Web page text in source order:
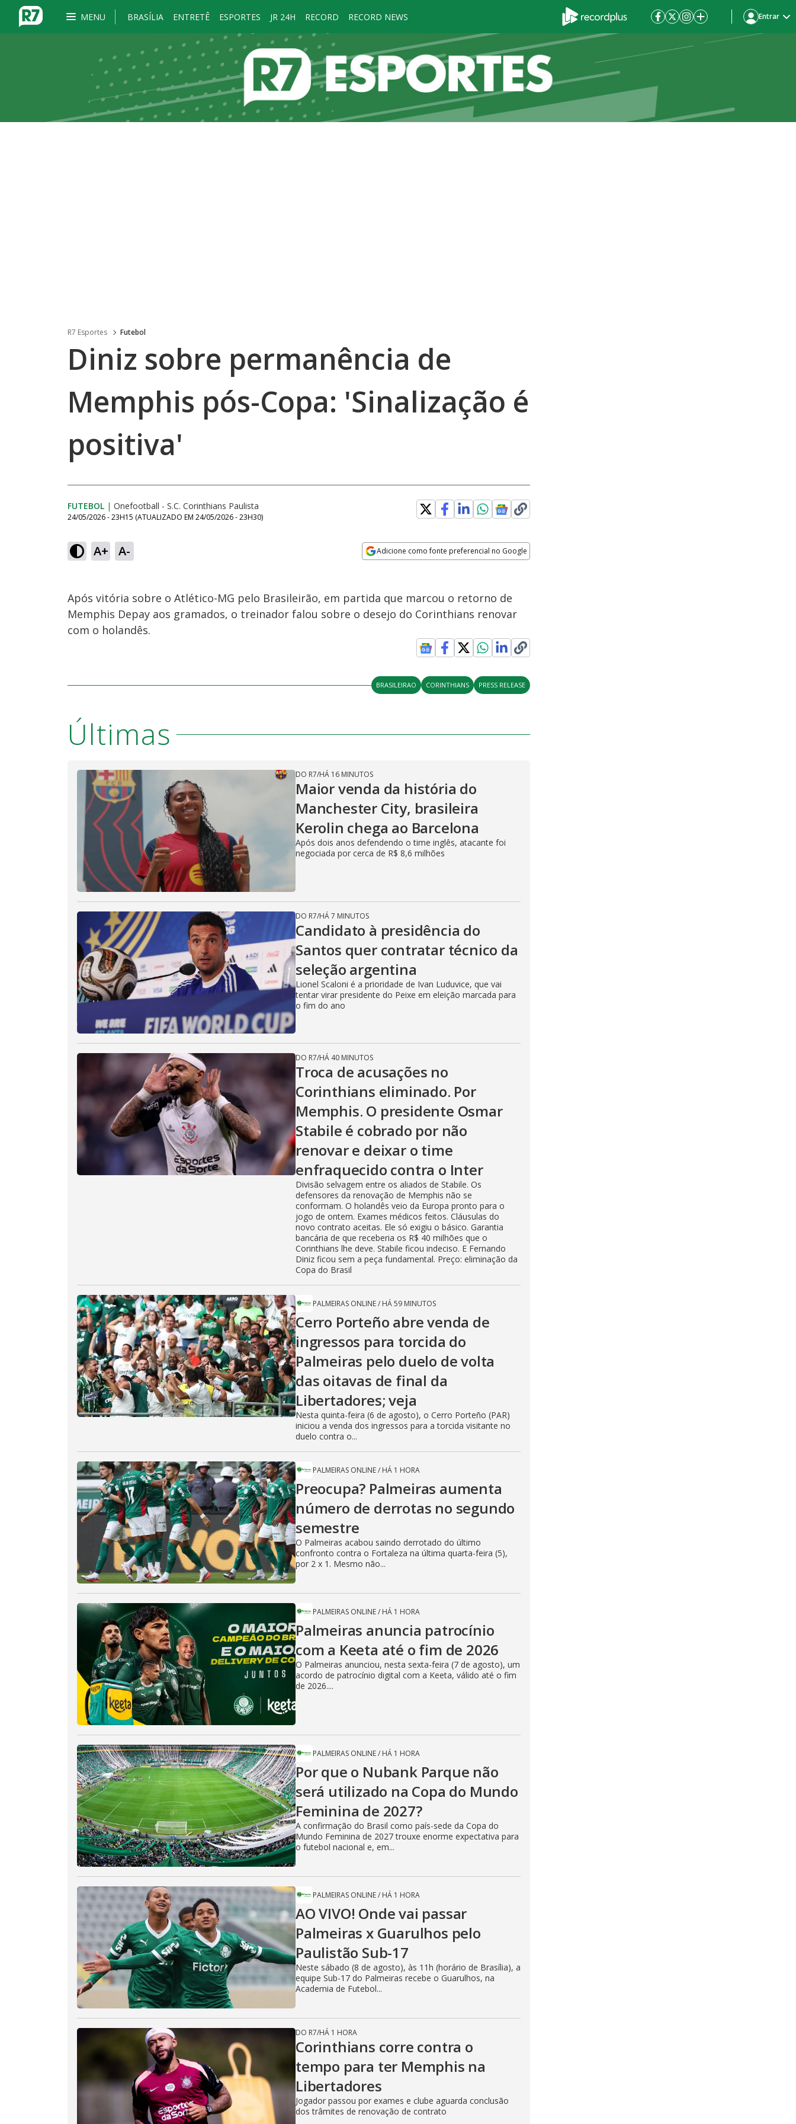
MENU BRASÍLIA ENTRETÊ ESPORTES JR 24H RECORD RECORD NEWS Entrar
R7 Esportes Futebol
Diniz sobre permanência de
Memphis pós-Copa: 'Sinalização é
positiva'
FUTEBOL | Onefootball - S.C. Corinthians Paulista
24/05/2026 - 23H15 (ATUALIZADO EM 24/05/2026 - 23H30)
A+ A- Adicione como fonte preferencial no Google
Após vitória sobre o Atlético-MG pelo Brasileirão, em partida que marcou o retorno de
Memphis Depay aos gramados, o treinador falou sobre o desejo do Corinthians renovar
com o holandês.
BRASILEIRAO CORINTHIANS PRESS RELEASE
Últimas
DO R7/HÁ 16 MINUTOS
Maior venda da história do
Manchester City, brasileira
Kerolin chega ao Barcelona
Após dois anos defendendo o time inglês, atacante foi
negociada por cerca de R$ 8,6 milhões
DO R7/HÁ 7 MINUTOS
Candidato à presidência do
Santos quer contratar técnico da
seleção argentina
Lionel Scaloni é a prioridade de Ivan Luduvice, que vai
tentar virar presidente do Peixe em eleição marcada para
o fim do ano
DO R7/HÁ 40 MINUTOS
Troca de acusações no
Corinthians eliminado. Por
Memphis. O presidente Osmar
Stabile é cobrado por não
renovar e deixar o time
enfraquecido contra o Inter
Divisão selvagem entre os aliados de Stabile. Os
defensores da renovação de Memphis não se
conformam. O holandês veio da Europa pronto para o
jogo de ontem. Exames médicos feitos. Cláusulas do
novo contrato aceitas. Ele só exigiu o básico. Garantia
bancária de que receberia os R$ 40 milhões que o
Corinthians lhe deve. Stabile ficou indeciso. E Fernando
Diniz ficou sem a peça fundamental. Preço: eliminação da
Copa do Brasil
PALMEIRAS ONLINE/ HÁ 59 MINUTOS
Cerro Porteño abre venda de
ingressos para torcida do
Palmeiras pelo duelo de volta
das oitavas de final da
Libertadores; veja
Nesta quinta-feira (6 de agosto), o Cerro Porteño (PAR)
iniciou a venda dos ingressos para a torcida visitante no
duelo contra o...
PALMEIRAS ONLINE/ HÁ 1 HORA
Preocupa? Palmeiras aumenta
número de derrotas no segundo
semestre
O Palmeiras acabou saindo derrotado do último
confronto contra o Fortaleza na última quarta-feira (5),
por 2 x 1. Mesmo não...
PALMEIRAS ONLINE/ HÁ 1 HORA
Palmeiras anuncia patrocínio
com a Keeta até o fim de 2026
O Palmeiras anunciou, nesta sexta-feira (7 de agosto), um
acordo de patrocínio digital com a Keeta, válido até o fim
de 2026....
PALMEIRAS ONLINE/ HÁ 1 HORA
Por que o Nubank Parque não
será utilizado na Copa do Mundo
Feminina de 2027?
A confirmação do Brasil como país-sede da Copa do
Mundo Feminina de 2027 trouxe enorme expectativa para
o futebol nacional e, em...
PALMEIRAS ONLINE/ HÁ 1 HORA
AO VIVO! Onde vai passar
Palmeiras x Guarulhos pelo
Paulistão Sub-17
Neste sábado (8 de agosto), às 11h (horário de Brasília), a
equipe Sub-17 do Palmeiras recebe o Guarulhos, na
Academia de Futebol...
DO R7/HÁ 1 HORA
Corinthians corre contra o
tempo para ter Memphis na
Libertadores
Jogador passou por exames e clube aguarda conclusão
dos trâmites de renovação de contrato